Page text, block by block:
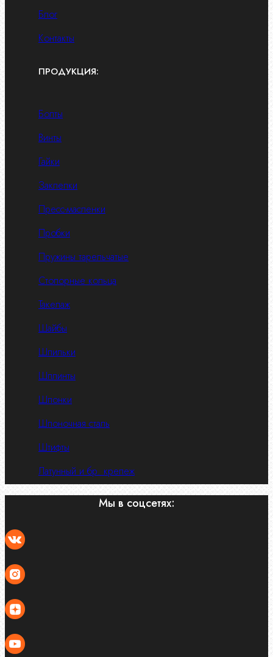
Блог
Контакты
ПРОДУКЦИЯ:
Болты
Винты
Гайки
Заклепки
Пресс-масленки
Пробки
Пружины тарельчатые
Стопорные кольца
Такелаж
Шайбы
Шпильки
Шплинты
Шпонки
Шпоночная сталь
Штифты
Латунный и бр. крепеж
Мы в соцсетях: